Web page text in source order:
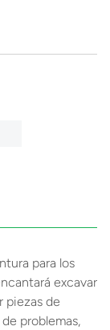
para los
excavar
piezas de
problemas,